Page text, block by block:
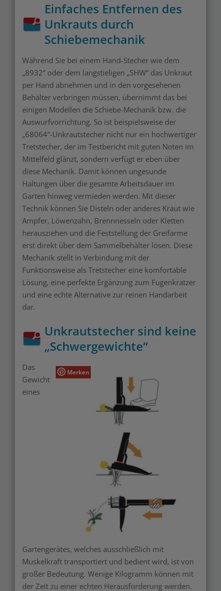
Einfaches Entfernen des
Unkrauts durch
Schiebemechanik
Während Sie bei einem Hand-Stecher wie dem
„8932“ oder dem langstieligen „SHW“ das Unkraut
per Hand abnehmen und in den vorgesehenen
Behälter verbringen müssen, übernimmt das bei
einigen Modellen die Schiebe-Mechanik bzw. die
Auswurfvorrichtung. So ist beispielsweise der
„68064“-Unkrautstecher nicht nur ein hochwertiger
Tretstecher, der im Testbericht mit guten Noten im
Mittelfeld glänzt, sondern verfügt er eben über
diese Mechanik. Damit können ungesunde
Haltungen über die gesamte Arbeitsdauer im
Garten hinweg vermieden werden. Mit dieser
Technik können Sie Disteln oder anderes Kraut wie
Ampfer, Löwenzahn, Brennnesseln oder Kletten
herausziehen und die Feststellung der Greifarme
erst direkt über dem Sammelbehälter lösen. Diese
Mechanik stellt in Verbindung mit der
Funktionsweise als Tretstecher eine komfortable
Lösung, eine perfekte Ergänzung zum Fugenkratzer
und eine echte Alternative zur reinen Handarbeit
dar.
Unkrautstecher sind keine
„Schwergewichte“
Merken
Das
Gewicht
eines
Gartengerätes, welches ausschließlich mit
Muskelkraft transportiert und bedient wird, ist von
großer Bedeutung. Wenige Kilogramm können mit
der Zeit zu einer echten Herausforderung werden.